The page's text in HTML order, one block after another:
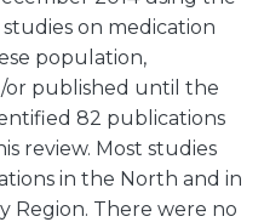
on medication
population,
or published until the
82 publications
review. Most studies
in the North and in
Region. There were no